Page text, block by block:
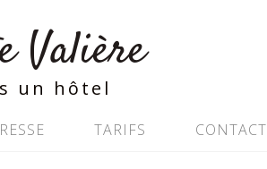
Valière
un hôtel
TARIFS CONTACT